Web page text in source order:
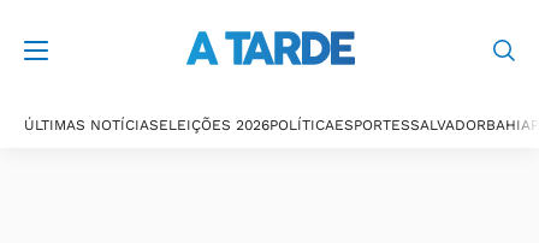
ÚLTIMAS NOTÍCIASELEIÇÕES 2026POLÍTICAESPORTESSALVADORBAHIA